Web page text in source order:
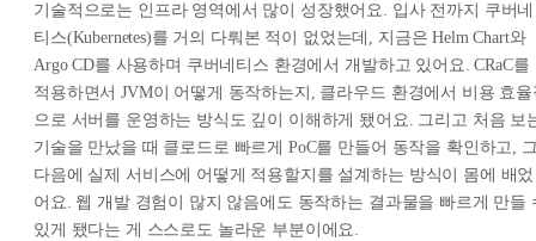
기술적으로는 인프라 영역에서 많이 성장했어요. 입사 전까지 쿠버네
티스(Kubernetes)를 거의 다뤄본 적이 없었는데, 지금은 Helm Chart와
Argo CD를 사용하며 쿠버네티스 환경에서 개발하고 있어요. CRaC를
적용하면서 JVM이 어떻게 동작하는지, 클라우드 환경에서 비용 효율
으로 서버를 운영하는 방식도 깊이 이해하게 됐어요. 그리고 처음 보
기술을 만났을 때 클로드로 빠르게 PoC를 만들어 동작을 확인하고,
다음에 실제 서비스에 어떻게 적용할지를 설계하는 방식이 몸에 배었
어요. 웹 개발 경험이 많지 않음에도 동작하는 결과물을 빠르게 만들
있게 됐다는 게 스스로도 놀라운 부분이에요.